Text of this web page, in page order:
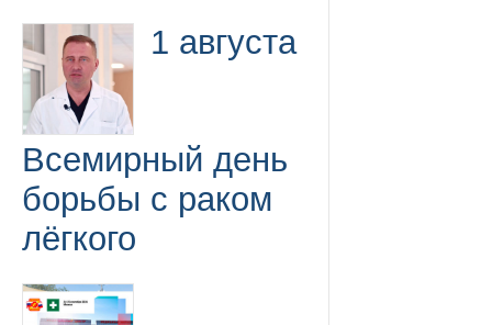
1 августа
Всемирный день
борьбы с раком
лёгкого